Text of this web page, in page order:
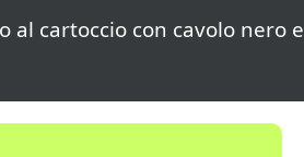
al cartoccio con cavolo nero